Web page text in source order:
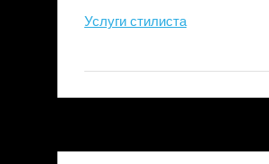
Услуги стилиста